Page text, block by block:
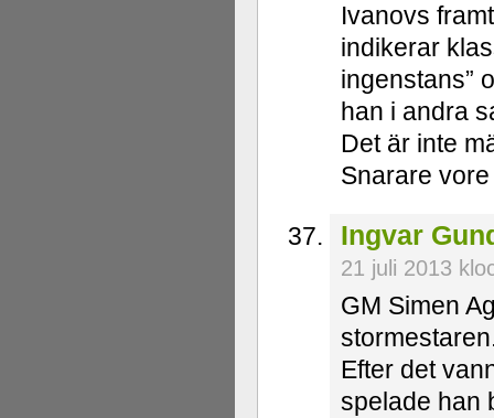
Ivanovs
indikerar
ingenstans”
han i andra
Det är inte
Snarare
Ingvar
21 juli 2013
GM Simen
Efter det
spelade han